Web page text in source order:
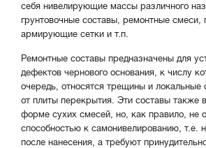
себя нивелирующие массы различного
грунтовочные составы, ремонтные смеси,
армирующие сетки и т.п.
Ремонтные составы предназначены для
дефектов чернового основания, к числу
очередь, относятся трещины и локальные
от плиты перекрытия. Эти составы также
форме сухих смесей, но, как правило, не
способностью к самонивелированию, т.е.
после нанесения, а требуют